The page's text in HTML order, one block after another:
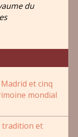
du
et cinq
mondial
tradition et